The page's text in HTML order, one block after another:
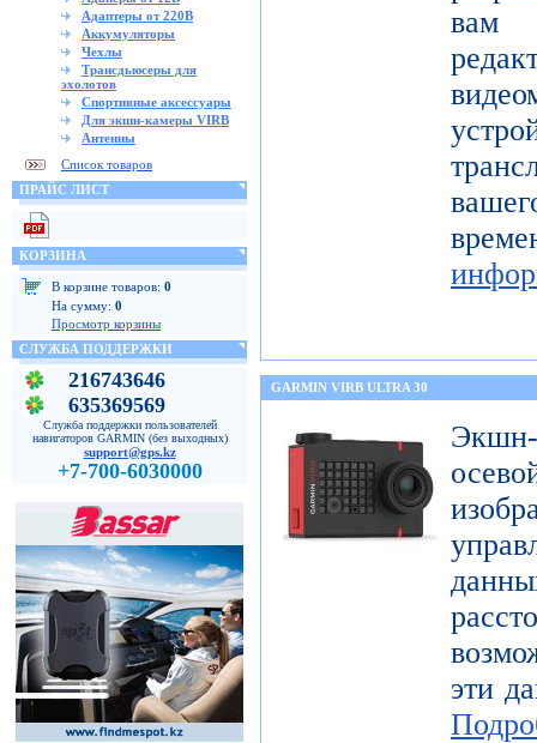
Адаптеры от 220В
Аккумуляторы
Чехлы
Трансдьюсеры для
эхолотов
Спортивные аксессуары
Для экшн-камеры VIRB
Антенны
Список товаров
ПРАЙС ЛИСТ
КОРЗИНА
В корзине товаров: 0
На сумму: 0
Просмотр корзины
СЛУЖБА ПОДДЕРЖКИ
216743646
635369569
Служба поддержки пользователей
навигаторов GARMIN (без выходных)
support@gps.kz
+7-700-6030000
вам
GARMIN VIRB ULTRA 30
эти